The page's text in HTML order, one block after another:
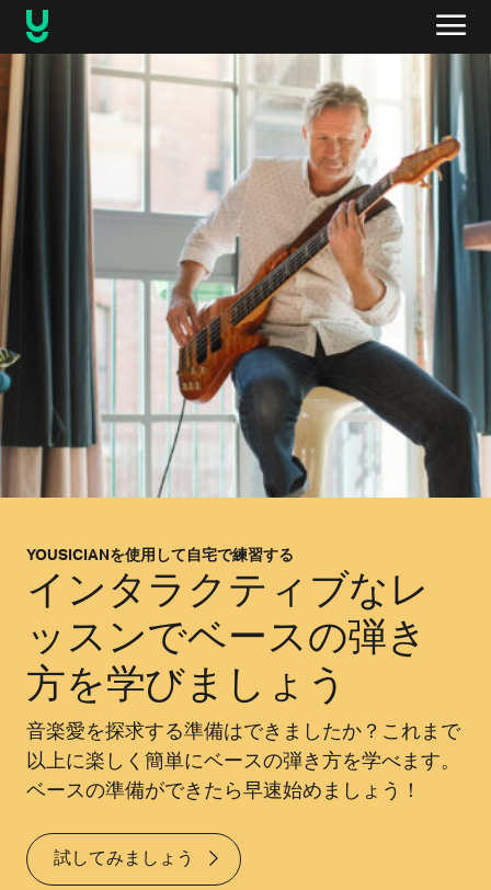
YOUSICIANを使用して自宅で練習する
インタラクティブなレ
ッスンでベースの弾き
方を学びましょう
音楽愛を探求する準備はできましたか？これまで
以上に楽しく簡単にベースの弾き方を学べます。
ベースの準備ができたら早速始めましょう！
試してみましょう